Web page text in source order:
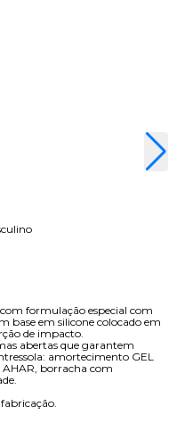
formulação especial com
base em silicone colocado em
de impacto.
abertas que garantem
amortecimento GEL
AHAR, borracha com